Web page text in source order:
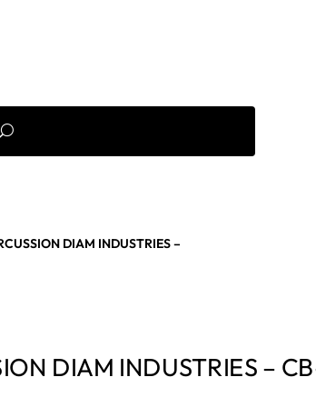
DIAM INDUSTRIES –
DIAM INDUSTRIES –